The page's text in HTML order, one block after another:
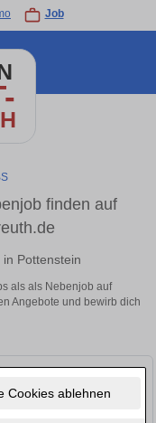
Cookies ablehnen
Job
finden auf
Pottenstein
als als Nebenjob auf
Angebote und bewirb dich